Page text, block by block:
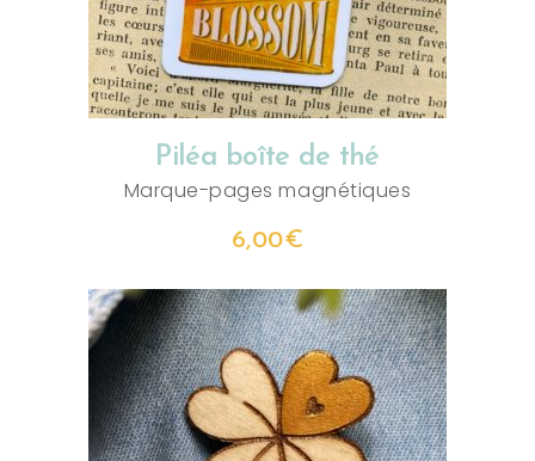
Piléa boîte de thé
Marque-pages magnétiques
6,00€